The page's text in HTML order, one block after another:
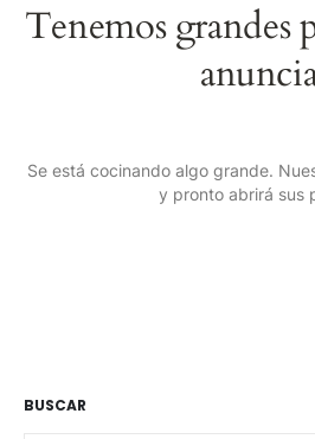
Tenemos grandes
Se está cocinando algo grande.
y pronto abrirá sus
BUSCAR